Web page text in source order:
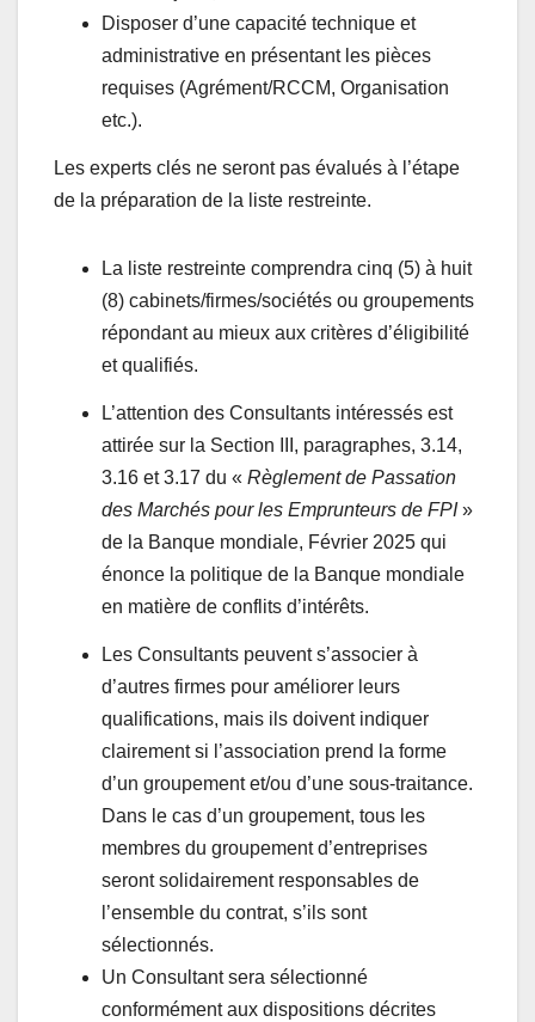
Disposer d’une capacité technique et
administrative en présentant les pièces
requises (Agrément/RCCM, Organisation
etc.).
Les experts clés ne seront pas évalués à l’étape
de la préparation de la liste restreinte.
La liste restreinte comprendra cinq (5) à huit
(8) cabinets/firmes/sociétés ou groupements
répondant au mieux aux critères d’éligibilité
et qualifiés.
L’attention des Consultants intéressés est
attirée sur la Section III, paragraphes, 3.14,
3.16 et 3.17 du « Règlement de Passation
des Marchés pour les Emprunteurs de FPI»
de la Banque mondiale, Février 2025 qui
énonce la politique de la Banque mondiale
en matière de conflits d’intérêts.
Les Consultants peuvent s’associer à
d’autres firmes pour améliorer leurs
qualifications, mais ils doivent indiquer
clairement si l’association prend la forme
d’un groupement et/ou d’une sous-traitance.
Dans le cas d’un groupement, tous les
membres du groupement d’entreprises
seront solidairement responsables de
l’ensemble du contrat, s’ils sont
sélectionnés.
Un Consultant sera sélectionné
conformément aux dispositions décrites